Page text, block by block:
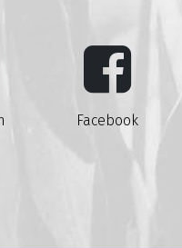
Facebook